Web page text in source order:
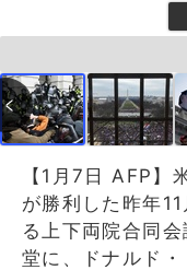
【1月7日 AFP】
が勝利した昨年
る上下両院合同
堂に、ドナルド